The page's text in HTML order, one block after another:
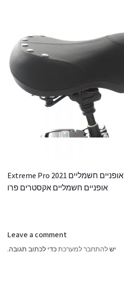
אופניים חשמליים Extreme Pro 2021
אופניים חשמליים אקסטרים פרו
Leave a comment
ישלהתחבר למערכתכדי לכתוב תגובה.